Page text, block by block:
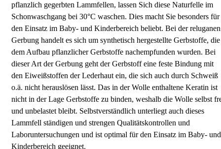
pflanzlich gegerbten Lammfellen, lassen Sich diese Naturfelle im
Schonwaschgang bei 30°C waschen. Dies macht Sie besonders für
den Einsatz im Baby- und Kinderbereich beliebt. Bei der reluganen
Gerbung handelt es sich um synthetisch hergestellte Gerbstoffe, die
dem Aufbau pflanzlicher Gerbstoffe nachempfunden wurden. Bei
dieser Art der Gerbung geht der Gerbstoff eine feste Bindung mit
den Eiweißstoffen der Lederhaut ein, die sich auch durch Schweiß
o.ä. nicht herauslösen lässt. Das in der Wolle enthaltene Keratin ist
nicht in der Lage Gerbstoffe zu binden, weshalb die Wolle selbst
und unbelastet bleibt. Selbstverständlich unterliegt auch dieses
Lammfell ständigen und strengen Qualitätskontrollen und
Laboruntersuchungen und ist optimal für den Einsatz im Baby- und
Kinderbereich geeignet.